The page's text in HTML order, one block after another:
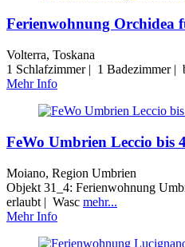
Ferienwohnung Orchidea
Volterra, Toskana
1 Schlafzimmer | 1 Badezimmer |
Mehr Info
FeWo Umbrien Leccio bis
Moiano, Region Umbrien
Objekt 31_4: Ferienwohnung
erlaubt | Wasc mehr...
Mehr Info